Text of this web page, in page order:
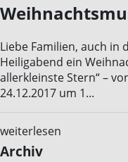
Liebe Familien, auch in
Heiligabend ein
allerkleinste Stern“ –
24.12.2017 um 1...
weiterlesen
Archiv